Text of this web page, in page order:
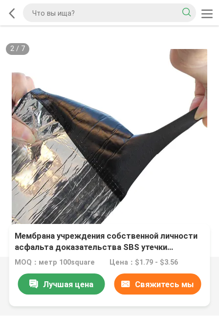
2/ 7
Мембрана учреждения собственной личности
асфальта доказательства SBS утечки
слипчивая водоустойчивая
MOQ：метр 100square Цена：$1.79 - $3.56
Лучшая цена Свяжитесь мы